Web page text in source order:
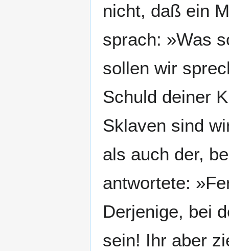
nicht, daß ein
sprach: »Was
sollen wir
Schuld deiner
Sklaven sind
als auch der,
antwortete:
Derjenige, bei
sein! Ihr aber